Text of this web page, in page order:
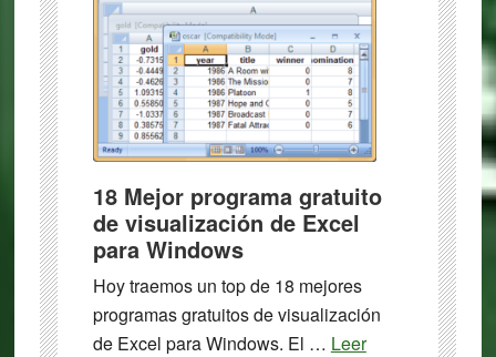
18 Mejor programa gratuito
de visualización de Excel
para Windows
Hoy traemos un top de 18 mejores
programas gratuitos de visualización
de Excel para Windows. El … Leer